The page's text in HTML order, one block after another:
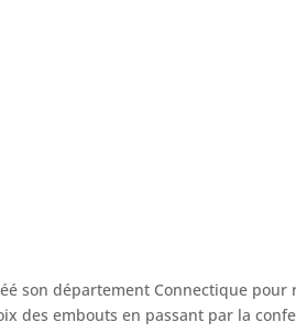
son département Connectique
des embouts en passant par la